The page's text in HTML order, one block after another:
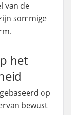
van de
sommige
het
op
bewust